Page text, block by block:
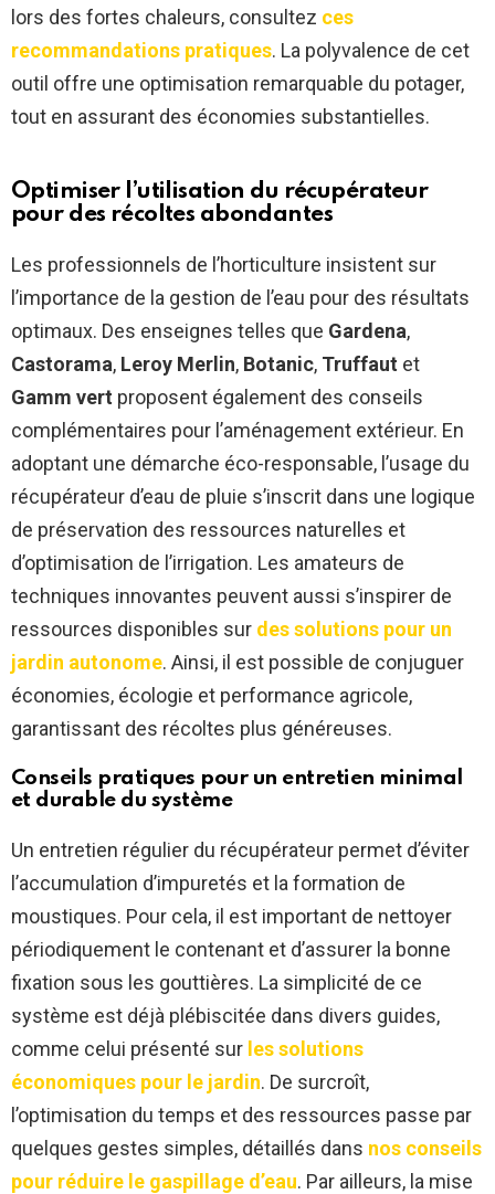
lors des fortes chaleurs, consultez ces
recommandations pratiques. La polyvalence de cet
outil offre une optimisation remarquable du potager,
tout en assurant des économies substantielles.
Optimiser l’utilisation du récupérateur
pour des récoltes abondantes
Les professionnels de l’horticulture insistent sur
l’importance de la gestion de l’eau pour des résultats
optimaux. Des enseignes telles que Gardena,
Castorama, Leroy Merlin, Botanic, Truffaut et
Gamm vert proposent également des conseils
complémentaires pour l’aménagement extérieur. En
adoptant une démarche éco-responsable, l’usage du
récupérateur d’eau de pluie s’inscrit dans une logique
de préservation des ressources naturelles et
d’optimisation de l’irrigation. Les amateurs de
techniques innovantes peuvent aussi s’inspirer de
ressources disponibles sur des solutions pour un
jardin autonome. Ainsi, il est possible de conjuguer
économies, écologie et performance agricole,
garantissant des récoltes plus généreuses.
Conseils pratiques pour un entretien minimal
et durable du système
Un entretien régulier du récupérateur permet d’éviter
l’accumulation d’impuretés et la formation de
moustiques. Pour cela, il est important de nettoyer
périodiquement le contenant et d’assurer la bonne
fixation sous les gouttières. La simplicité de ce
système est déjà plébiscitée dans divers guides,
comme celui présenté sur les solutions
économiques pour le jardin. De surcroît,
l’optimisation du temps et des ressources passe par
quelques gestes simples, détaillés dans nos conseils
pour réduire le gaspillage d’eau. Par ailleurs, la mise